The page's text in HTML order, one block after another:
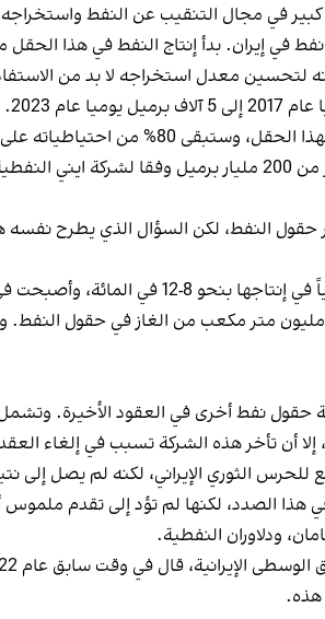
في هذا الحقل منذ 113 عاماً، لكنه واجه مؤخراً تراجعاً
النفط، لكن السؤال الذي يطرح نفسه
نفط أخرى في العقود الأخيرة. وتشمل
أن تأخر هذه الشركة تسبب في إلغاء
للحرس الثوري الإيراني، لكنه لم يصل إلى
هذا الصدد، لكنها لم تؤد إلى تقدم ملموس
ودلاوران النفطية.
عام 2022 إن الشركات المحلية تشارك في تطوير هذه الحقول.
هذه.